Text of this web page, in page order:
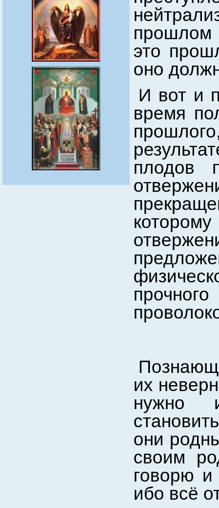
прошлом
это
оно
И вот и
время
плодов
их
нужно
они
своим
говорю и
ибо всё